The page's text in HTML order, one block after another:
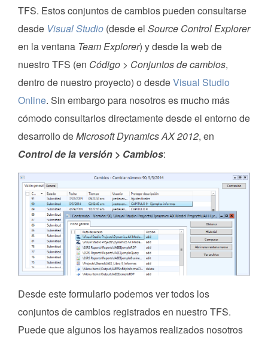
TFS. Estos conjuntos de cambios pueden consultarse
desde Visual Studio (desde el Source Control Explorer
en la ventana Team Explorer) y desde la web de
nuestro TFS (en Código > Conjuntos de cambios,
dentro de nuestro proyecto) o desdeVisual Studio
Online. Sin embargo para nosotros es mucho más
cómodo consultarlos directamente desde el entorno de
desarrollo deMicrosoft Dynamics AX 2012, en
Control de la versión > Cambios:
Desde este formulario podemos ver todos los
conjuntos de cambios registrados en nuestro TFS.
Puede que algunos los hayamos realizados nosotros